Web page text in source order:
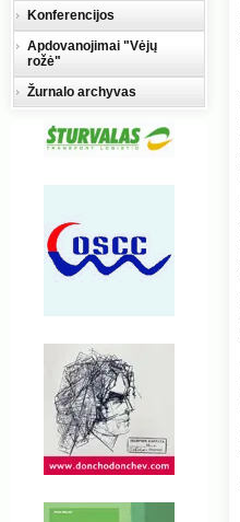
Konferencijos
Apdovanojimai "Vėjų
rožė"
Žurnalo archyvas